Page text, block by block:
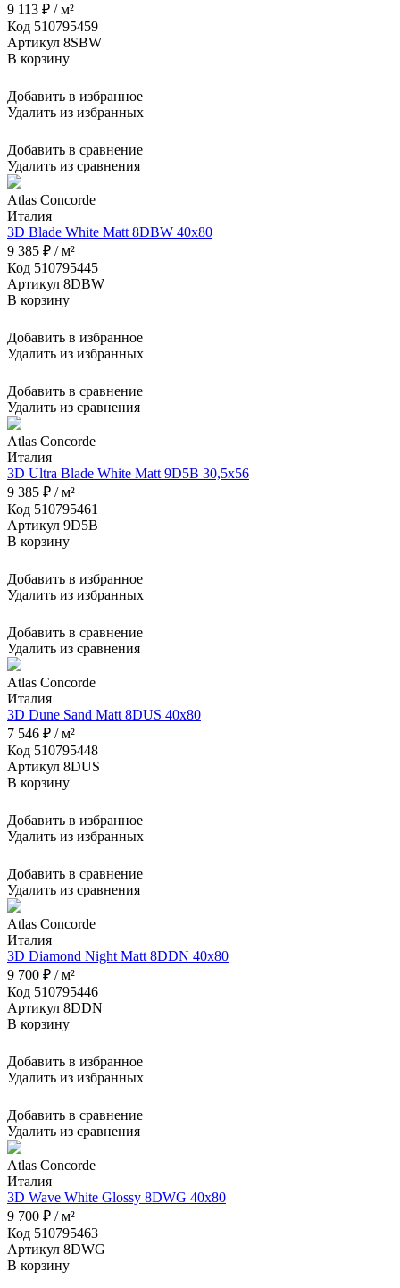
9 113 ₽ / м²
Код 510795459
Артикул 8SBW
В корзину
Добавить в избранное
Удалить из избранных
Добавить в сравнение
Удалить из сравнения
Atlas Concorde
Италия
3D Blade White Matt 8DBW 40x80
9 385 ₽ / м²
Код 510795445
Артикул 8DBW
В корзину
Добавить в избранное
Удалить из избранных
Добавить в сравнение
Удалить из сравнения
Atlas Concorde
Италия
3D Ultra Blade White Matt 9D5B 30,5x56
9 385 ₽ / м²
Код 510795461
Артикул 9D5B
В корзину
Добавить в избранное
Удалить из избранных
Добавить в сравнение
Удалить из сравнения
Atlas Concorde
Италия
3D Dune Sand Matt 8DUS 40x80
7 546 ₽ / м²
Код 510795448
Артикул 8DUS
В корзину
Добавить в избранное
Удалить из избранных
Добавить в сравнение
Удалить из сравнения
Atlas Concorde
Италия
3D Diamond Night Matt 8DDN 40x80
9 700 ₽ / м²
Код 510795446
Артикул 8DDN
В корзину
Добавить в избранное
Удалить из избранных
Добавить в сравнение
Удалить из сравнения
Atlas Concorde
Италия
3D Wave White Glossy 8DWG 40x80
9 700 ₽ / м²
Код 510795463
Артикул 8DWG
В корзину